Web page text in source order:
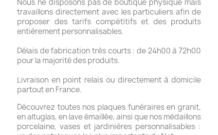
travaillons directement avec les particuliers afin de
proposer des tarifs compétitifs et des produits
entièrement personnalisables.
Délais de fabrication très courts : de 24h00 à 72h00
pour la majorité des produits.
Livraison en point relais ou directement à domicile
partout en France.
Découvrez toutes nos plaques funéraires en granit,
en altuglas, en lave émaillée, ainsi que nos médaillons
porcelaine, vases et jardinières personnalisables :